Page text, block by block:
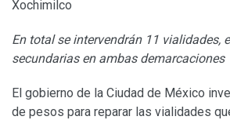
En total se intervendrán 11 vialidades,
secundarias en ambas demarcaciones
El gobierno de la Ciudad de México
de pesos para reparar las vialidades